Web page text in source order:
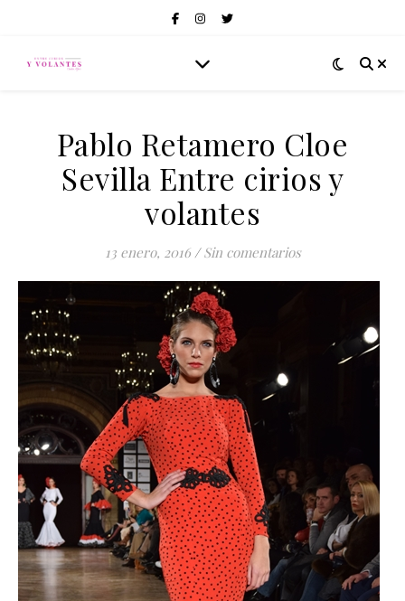
Pablo Retamero Cloe
Sevilla Entre cirios y
volantes
13 enero, 2016 / Sin comentarios